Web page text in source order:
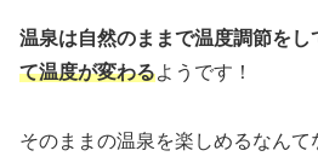
温泉は自然のままで温度調節をし
て温度が変わるようです！
そのままの温泉を楽しめるなん